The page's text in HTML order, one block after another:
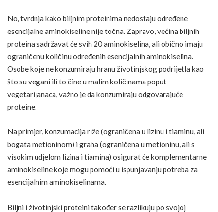
No, tvrdnja kako biljnim proteinima nedostaju određene
esencijalne aminokiseline nije točna. Zapravo, većina biljnih
proteina sadržavat će svih 20 aminokiselina, ali obično imaju
ograničenu količinu određenih esencijalnih aminokiselina.
Osobe koje ne konzumiraju hranu životinjskog podrijetla kao
što su vegani ili to čine u malim količinama poput
vegetarijanaca, važno je da konzumiraju odgovarajuće
proteine.
Na primjer, konzumacija riže (ograničena u lizinu i tiaminu, ali
bogata metioninom) i graha (ograničena u metioninu, ali s
visokim udjelom lizina i tiamina) osigurat će komplementarne
aminokiseline koje mogu pomoći u ispunjavanju potreba za
esencijalnim aminokiselinama.
Biljni i životinjski proteini također se razlikuju po svojoj